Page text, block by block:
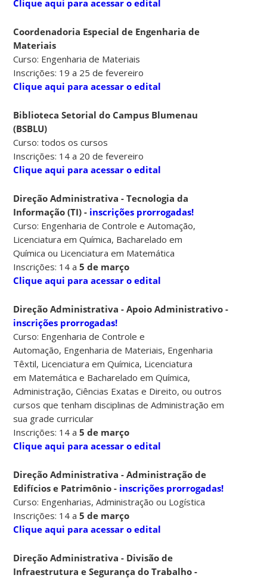
Clique aqui para acessar o edital
Coordenadoria Especial de Engenharia de
Materiais
Curso: Engenharia de Materiais
Inscrições: 19 a 25 de fevereiro
Clique aqui para acessar o edital
Biblioteca Setorial do Campus Blumenau
(BSBLU)
Curso: todos os cursos
Inscrições: 14 a 20 de fevereiro
Clique aqui para acessar o edital
Direção Administrativa - Tecnologia da
Informação (TI) - inscrições prorrogadas!
Curso: Engenharia de Controle e Automação,
Licenciatura em Química, Bacharelado em
Química ou Licenciatura em Matemática
Inscrições: 14 a5 de março
Clique aqui para acessar o edital
Direção Administrativa - Apoio Administrativo -
inscrições prorrogadas!
Curso: Engenharia de Controle e
Automação, Engenharia de Materiais, Engenharia
Têxtil, Licenciatura em Química, Licenciatura
em Matemática e Bacharelado em Química,
Administração, Ciências Exatas e Direito, ououtros
cursos que tenham disciplinas de Administração em
sua grade curricular
Inscrições: 14 a5 de março
Clique aqui para acessar o edital
Direção Administrativa - Administração de
Edifícios e Patrimônio - inscrições prorrogadas!
Curso: Engenharias, Administração ou Logística
Inscrições: 14 a5 de março
Clique aqui para acessar o edital
Direção Administrativa - Divisão de
Infraestrutura e Segurança do Trabalho -